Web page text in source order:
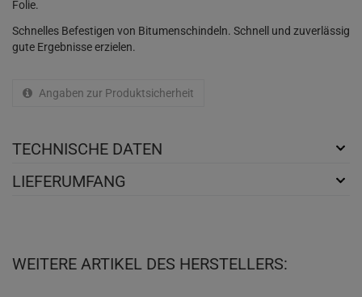
Folie.
Schnelles Befestigen von Bitumenschindeln. Schnell und zuverlässig
gute Ergebnisse erzielen.
Angaben zur Produktsicherheit
TECHNISCHE DATEN
LIEFERUMFANG
WEITERE ARTIKEL DES HERSTELLERS: